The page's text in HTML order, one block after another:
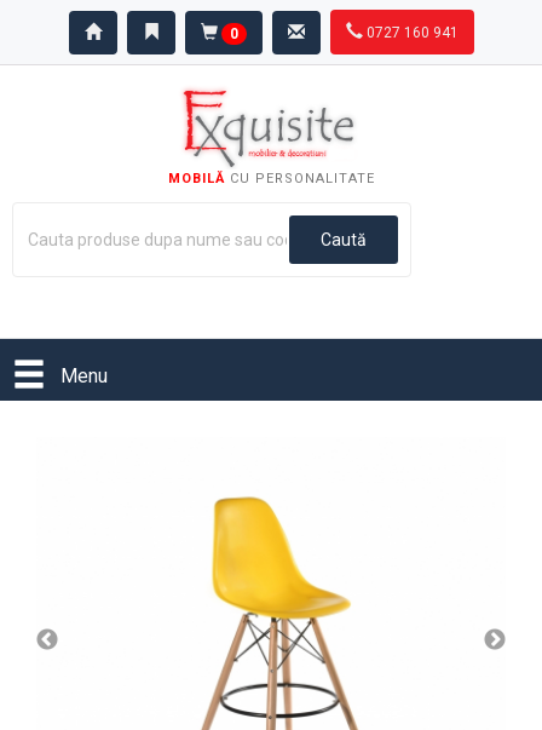
0 0727 160 941
MOBILĂCU PERSONALITATE
Menu